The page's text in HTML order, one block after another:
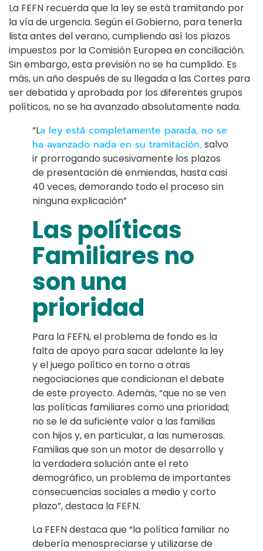
La FEFN recuerda que la ley se está tramitando por
la vía de urgencia. Según el Gobierno, para tenerla
lista antes del verano, cumpliendo así los plazos
impuestos por la Comisión Europea en conciliación.
Sin embargo, esta previsión no se ha cumplido. Es
más, un año después de su llegada a las Cortes para
ser debatida y aprobada por los diferentes grupos
políticos, no se ha avanzado absolutamente nada.
“La ley está completamente parada, no se
ha avanzado nada en su tramitación,salvo
ir prorrogando sucesivamente los plazos
de presentación de enmiendas, hasta casi
40 veces, demorando todo el proceso sin
ninguna explicación”
Las políticas
Familiares no
son una
prioridad
Para la FEFN, el problema de fondo es la
falta de apoyo para sacar adelante la ley
y el juego político en torno a otras
negociaciones que condicionan el debate
de este proyecto. Además, “que no se ven
las políticas familiares como una prioridad;
no se le da suficiente valor a las familias
con hijos y, en particular, a las numerosas.
Familias que son un motor de desarrollo y
la verdadera solución ante el reto
demográfico, un problema de importantes
consecuencias sociales a medio y corto
plazo”, destaca la FEFN.
La FEFN destaca que “la política familiar no
debería menospreciarse y utilizarse de